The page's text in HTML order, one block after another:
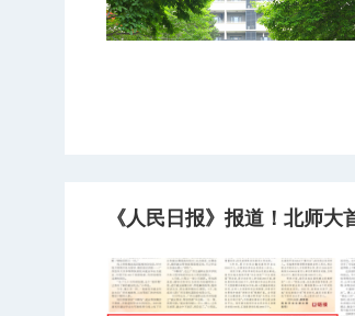
《人民日报》报道！北师